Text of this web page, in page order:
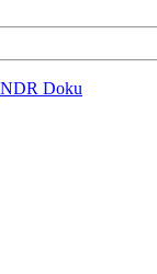
NDR Doku